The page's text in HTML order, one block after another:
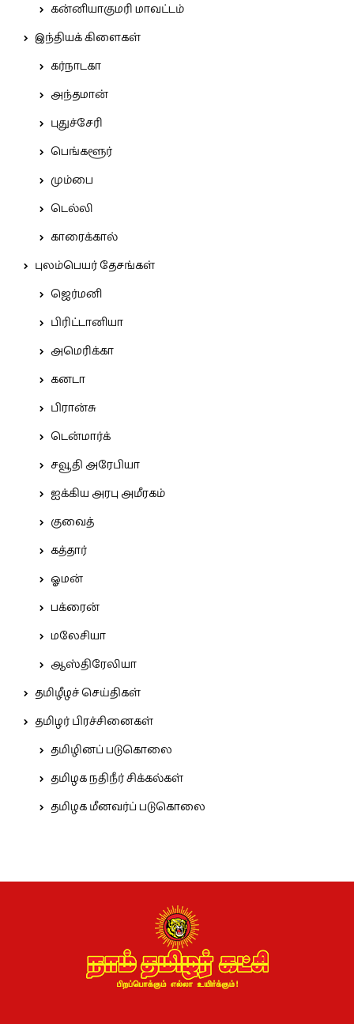
கன்னியாகுமரி மாவட்டம்
இந்தியக் கிளைகள்
கர்நாடகா
அந்தமான்
புதுச்சேரி
பெங்களூர்
மும்பை
டெல்லி
காரைக்கால்
புலம்பெயர் தேசங்கள்
ஜெர்மனி
பிரிட்டானியா
அமெரிக்கா
கனடா
பிரான்சு
டென்மார்க்
சவூதி அரேபியா
ஐக்கிய அரபு அமீரகம்
குவைத்
கத்தார்
ஓமன்
பக்ரைன்
மலேசியா
ஆஸ்திரேலியா
தமிழீழச் செய்திகள்
தமிழர் பிரச்சினைகள்
தமிழினப் படுகொலை
தமிழக நதிநீர் சிக்கல்கள்
தமிழக மீனவர்ப் படுகொலை